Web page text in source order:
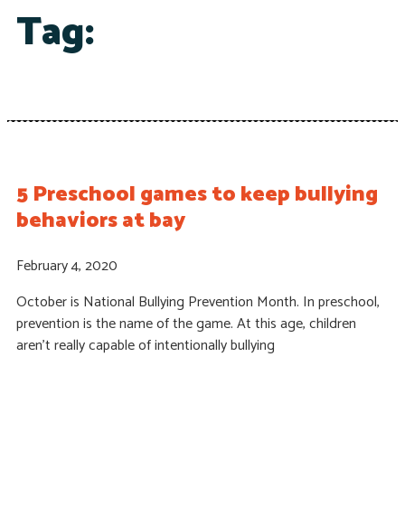
Tag:
5 Preschool games to keep bullying
behaviors at bay
February 4, 2020
October is National Bullying Prevention Month. In preschool,
prevention is the name of the game. At this age, children
aren’t really capable of intentionally bullying